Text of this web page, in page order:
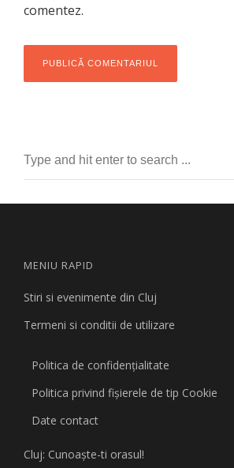
comentez.
MENIU RAPID
Stiri si evenimente din Cluj
Termeni si conditii de utilizare
Politica de confidențialitate
Politica privind fişierele de tip Cookie
Date contact
Cluj: Cunoaşte-ti orasul!